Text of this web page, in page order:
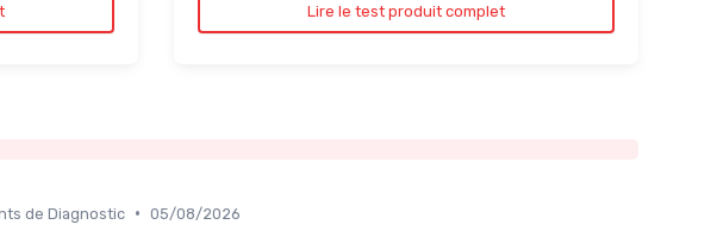
Lire le test produit complet
de Diagnostic • 05/08/2026